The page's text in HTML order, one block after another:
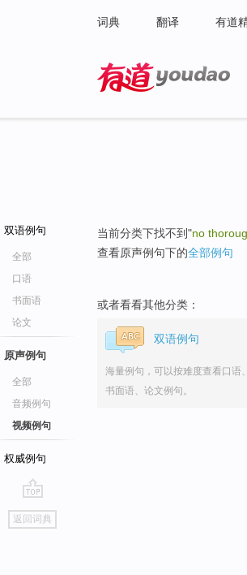
词典 翻译 有道
双语例句
全部
口语
书面语
论文
原声例句
全部
音频例句
视频例句
权威例句
go
top
返回词典
当前分类下找不到"no
查看原声例句下的全部例句
或者看看其他分类：
双语例句
海量例句，可以按难度查看口语、
书面语、论文例句。